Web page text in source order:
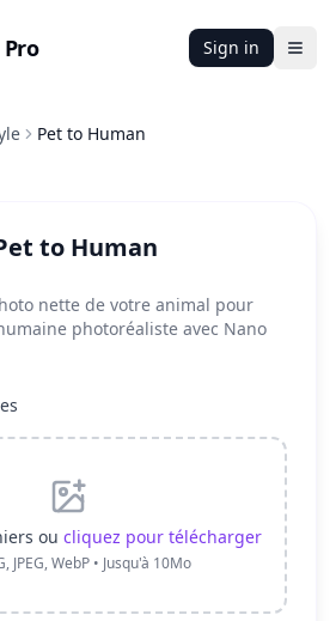
Sign in
Pet to Human
to Human
nette de votre animal pour
photoréaliste avec Nano
ou cliquez pour télécharger
JPEG, WebP • Jusqu'à 10Mo